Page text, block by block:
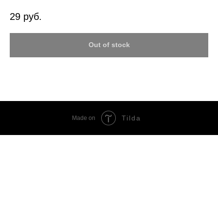
29 руб.
Out of stock
Made on Tilda